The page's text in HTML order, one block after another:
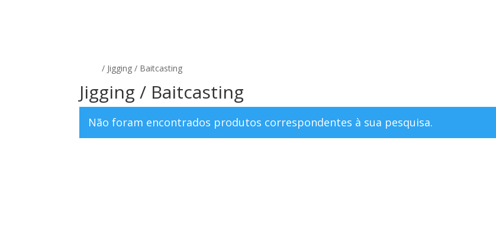
/ Jigging / Baitcasting
Jigging / Baitcasting
Não foram encontrados produtos correspondentes à sua pesquisa.